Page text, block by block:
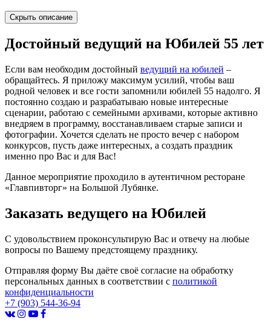
Скрыть описание
Достойный ведущий на Юбилей 55 лет
Если вам необходим достойный ведущий на юбилей –
обращайтесь. Я приложу максимум усилий, чтобы ваш
родной человек и все гости запомнили юбилей 55 надолго. Я
постоянно создаю и разрабатываю новые интересные
сценарии, работаю с семейными архивами, которые активно
внедряем в программу, восстанавливаем старые записи и
фотографии. Хочется сделать не просто вечер с набором
конкурсов, пусть даже интересных, а создать праздник
именно про Вас и для Вас!
Данное мероприятие проходило в аутентичном ресторане
«Главпивторг» на Большой Лубянке.
Заказать ведущего на Юбилей
С удовольствием проконсультирую Вас и отвечу на любые
вопросы по Вашему предстоящему празднику.
Отправляя форму Вы даёте своё согласие на обработку
персональных данных в соответствии с политикой
конфиденциальности
+7 (903) 544-36-94